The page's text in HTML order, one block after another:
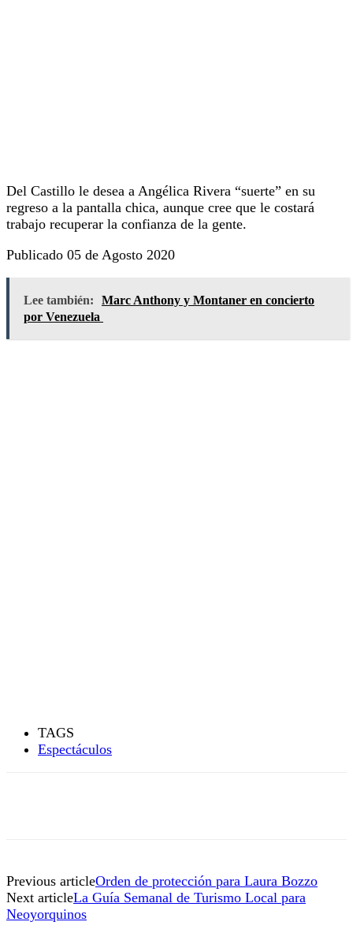
Del Castillo le desea a Angélica Rivera “suerte” en su
regreso a la pantalla chica, aunque cree que le costará
trabajo recuperar la confianza de la gente.
Publicado 05 de Agosto 2020
Lee también:
Marc Anthony y Montaner en concierto
por Venezuela
TAGS
Espectáculos
Previous articleOrden de protección para Laura Bozzo
Next articleLa Guía Semanal de Turismo Local para
Neoyorquinos